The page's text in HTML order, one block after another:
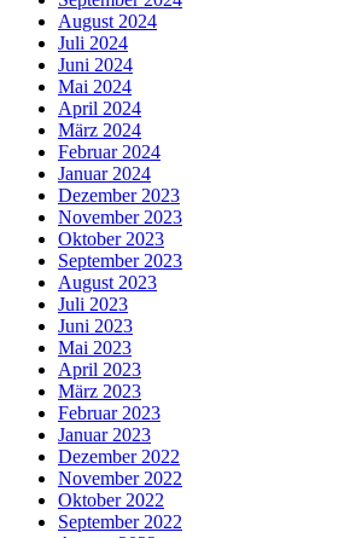
August 2024
Juli 2024
Juni 2024
Mai 2024
April 2024
März 2024
Februar 2024
Januar 2024
Dezember 2023
November 2023
Oktober 2023
September 2023
August 2023
Juli 2023
Juni 2023
Mai 2023
April 2023
März 2023
Februar 2023
Januar 2023
Dezember 2022
November 2022
Oktober 2022
September 2022